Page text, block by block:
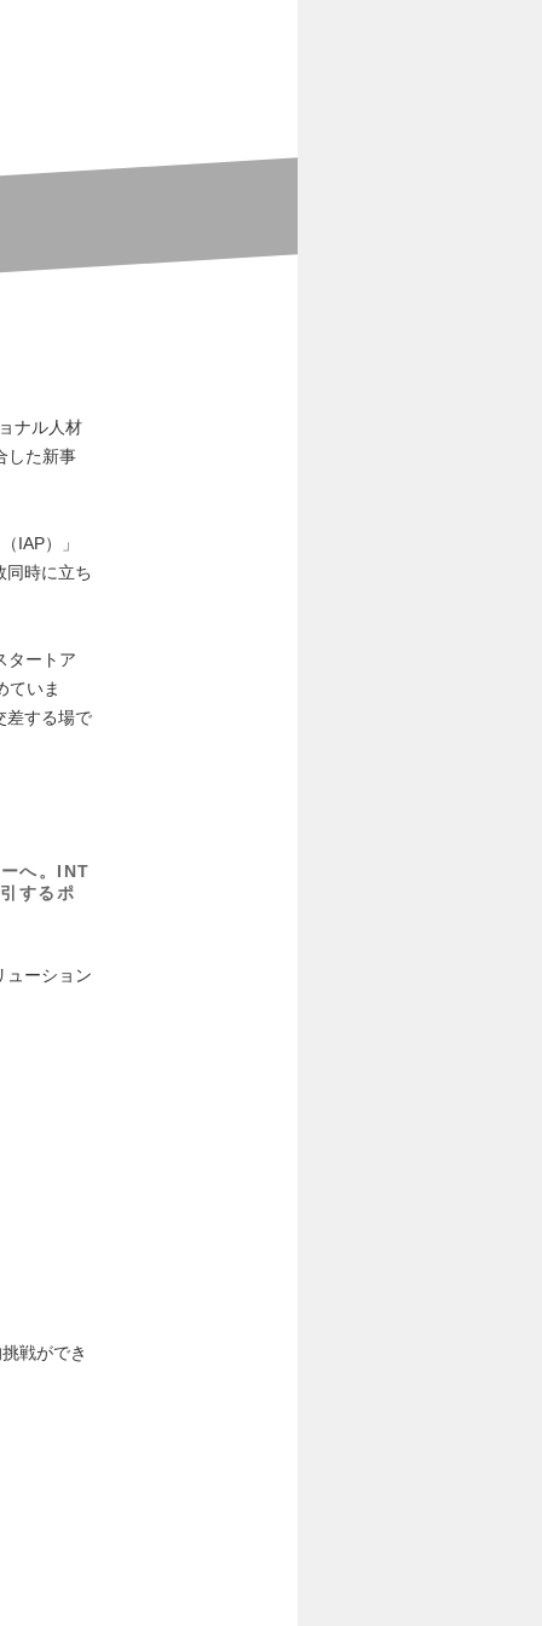
ナル人材
した新事
IAP）」
同時に立ち
タートア
ていま
差する場で
へ。INT
するポ
ューション
戦ができ